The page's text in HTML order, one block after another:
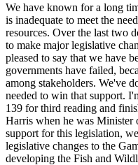
We have known for a long
is inadequate to meet the
resources. Over the last two
to make major legislative
pleased to say that we have
governments have failed,
among stakeholders. We've
needed to win that support.
139 for third reading and
Harris when he was Minister
support for this legislation,
legislative changes to the
developing the Fish and